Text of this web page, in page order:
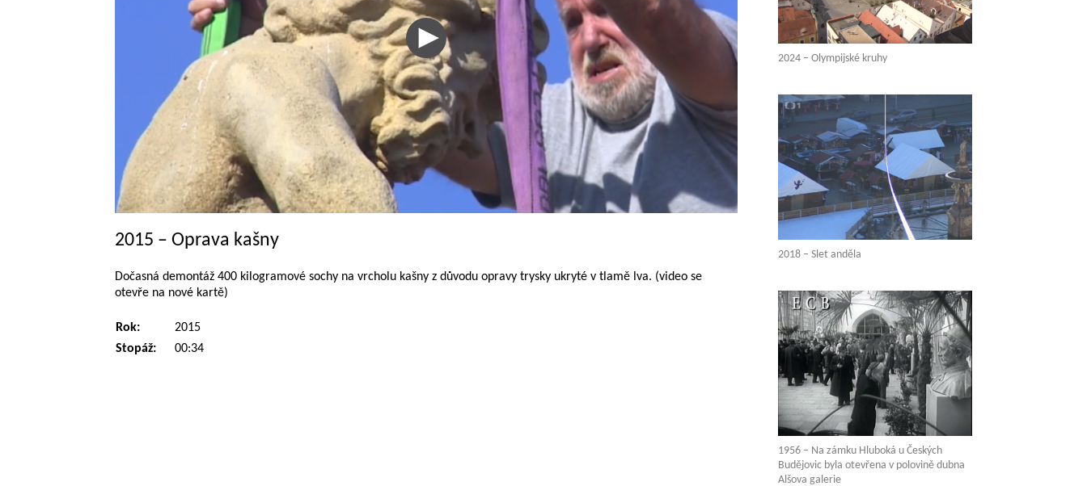
2015 – Oprava kašny
Dočasná demontáž 400 kilogramové sochy na vrcholu kašny z důvodu opravy trysky ukryté v tlamě lva. (video se
otevře na nové kartě)
Rok:
2015
Stopáž:
00:34
2024 – Olympijské kruhy
2018 – Slet anděla
1956 – Na zámku Hluboká u Českých
Budějovic byla otevřena v polovině dubna
Alšova galerie